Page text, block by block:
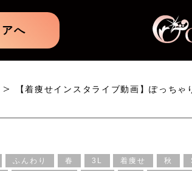
へ
【着痩せインスタライブ動画】ぽっち
ふんわり 春 3L 着痩せ 秋